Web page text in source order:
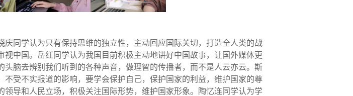
同学认为只有保持思维的独立性，主动回应国际关切，打造全人类的战
中国。岳红同学认为我国目前积极主动地讲好中国故事，让国外媒体更
脑去辨别我们听到的各种声音，做理智的传播者，而不是人云亦云。斯
受不实报道的影响，要学会保护自己，保护国家的利益，维护国家的尊
导和人民立场，积极关注国际形势，维护国家形象。陶忆连同学认为学